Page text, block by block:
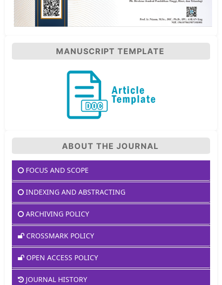
MANUSCRIPT TEMPLATE
ABOUT THE JOURNAL
FOCUS AND SCOPE
INDEXING AND ABSTRACTING
ARCHIVING POLICY
CROSSMARK POLICY
OPEN ACCESS POLICY
JOURNAL HISTORY